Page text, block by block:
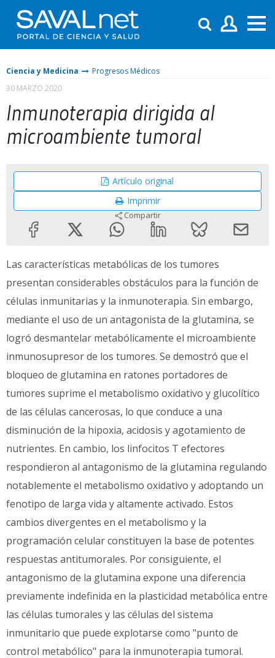
Ciencia y Medicina
Progresos Médicos
30 MARZO 2020
Inmunoterapia dirigida al
microambiente tumoral
Artículo original
Imprimir
Compartir
Las características metabólicas de los tumores
presentan considerables obstáculos para la función de
células inmunitarias y la inmunoterapia. Sin embargo,
mediante el uso de un antagonista de la glutamina, se
logró desmantelar metabólicamente el microambiente
inmunosupresor de los tumores. Se demostró que el
bloqueo de glutamina en ratones portadores de
tumores suprime el metabolismo oxidativo y glucolítico
de las células cancerosas, lo que conduce a una
disminución de la hipoxia, acidosis y agotamiento de
nutrientes. En cambio, los linfocitos T efectores
respondieron al antagonismo de la glutamina regulando
notablemente el metabolismo oxidativo y adoptando un
fenotipo de larga vida y altamente activado. Estos
cambios divergentes en el metabolismo y la
programación celular constituyen la base de potentes
respuestas antitumorales. Por consiguiente, el
antagonismo de la glutamina expone una diferencia
previamente indefinida en la plasticidad metabólica entre
las células tumorales y las células del sistema
inmunitario que puede explotarse como "punto de
control metabólico" para la inmunoterapia tumoral.